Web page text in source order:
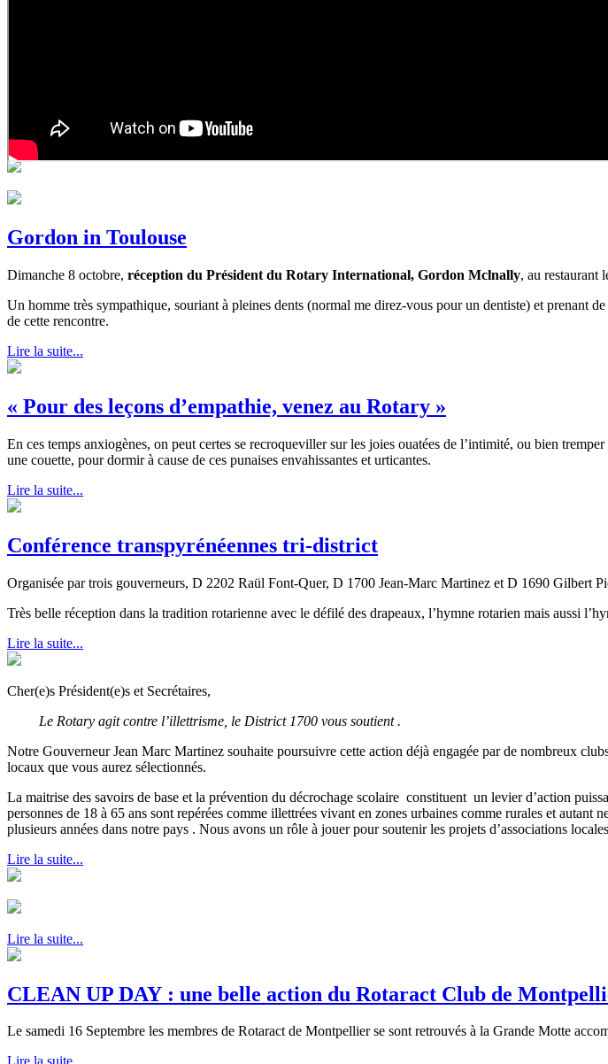
Gordon in Toulouse
Dimanche 8 octobre, réception du Président du Rotary International, Gordon Mclnally, au restaurant
Un homme très sympathique, souriant à pleines dents (normal me direz-vous pour un dentiste) et prenant
de cette rencontre.
Lire la suite...
« Pour des leçons d’empathie, venez au Rotary »
En ces temps anxiogènes, on peut certes se recroqueviller sur les joies ouatées de l’intimité, ou bien
une couette, pour dormir à cause de ces punaises envahissantes et urticantes.
Lire la suite...
Conférence transpyrénéennes tri-district
Organisée par trois gouverneurs, D 2202 Raül Font-Quer, D 1700 Jean-Marc Martinez et D 1690 Gilbert
Très belle réception dans la tradition rotarienne avec le défilé des drapeaux, l’hymne rotarien mais aussi
Lire la suite...
Cher(e)s Président(e)s et Secrétaires,
Le Rotary agit contre l’illettrisme, le District 1700 vous soutient .
Notre Gouverneur Jean Marc Martinez souhaite poursuivre cette action déjà engagée par de nombreux
locaux que vous aurez sélectionnés.
La maitrise des savoirs de base et la prévention du décrochage scolaire constituent un levier d’action
personnes de 18 à 65 ans sont repérées comme illettrées vivant en zones urbaines comme rurales et
plusieurs années dans notre pays . Nous avons un rôle à jouer pour soutenir les projets d’associations
Lire la suite...
Lire la suite...
CLEAN UP DAY : une belle action du Rotaract Club de
Le samedi 16 Septembre les membres de Rotaract de Montpellier se sont retrouvés à la Grande Motte